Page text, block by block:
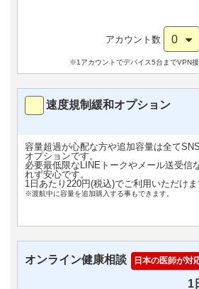
アカウント数 0
※1アカウントでデバイス5台までVPN接
速度規制緩和オプション
容量超過が心配な方や追加容量は全て
オプションです。
必要最低限なLINEトークやメール送受信
れず安心です。
1日あたり220円(税込)でご利用いただけま
※渡航中に容量を追加購入する事もできます。
オンライン健康相談 日本の医師が対
1